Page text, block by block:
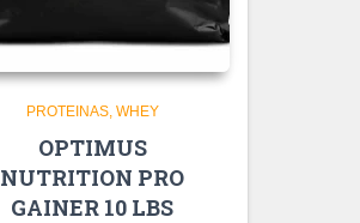
PROTEINAS WHEY
OPTIMUS
NUTRITION PRO
GAINER 10 LBS